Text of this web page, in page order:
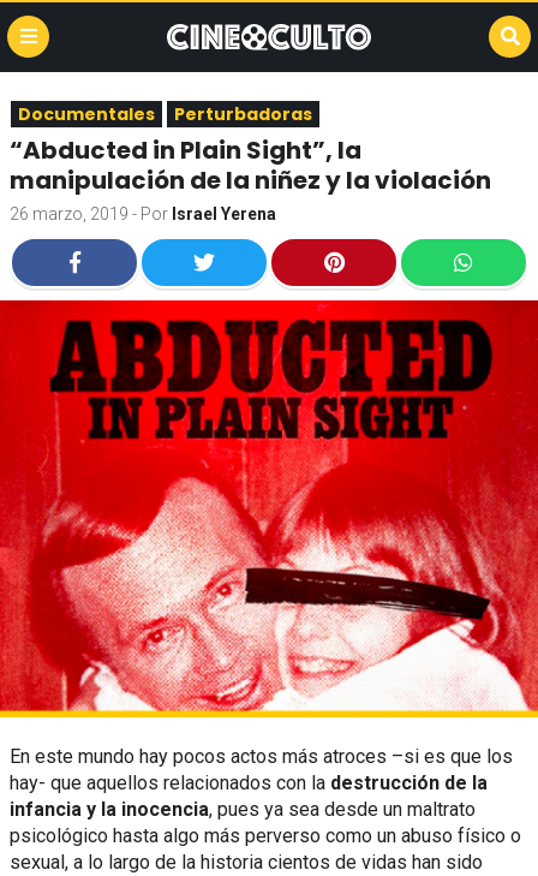
Documentales Perturbadoras
“Abducted in Plain Sight”, la
manipulación de la niñez y la violación
26 marzo, 2019 - Por Israel Yerena
En este mundo hay pocos actos más atroces –si es que los
hay- que aquellos relacionados con la destrucción de la
infancia y la inocencia, pues ya sea desde un maltrato
psicológico hasta algo más perverso como un abuso físico o
sexual, a lo largo de la historia cientos de vidas han sido